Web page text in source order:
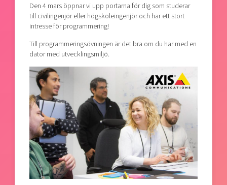
Den 4 mars öppnar vi upp portarna för dig som studerar
till civilingenjör eller högskoleingenjör och har ett stort
intresse för programmering!
Till programmeringsövningen är det bra om du har med en
dator med utvecklingsmiljö.